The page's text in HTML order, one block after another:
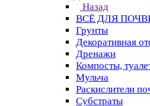
Назад
ВСЁ ДЛЯ
Грунты
Декоративная
Дренажи
Компосты,
Мульча
Раскислители
Субстраты